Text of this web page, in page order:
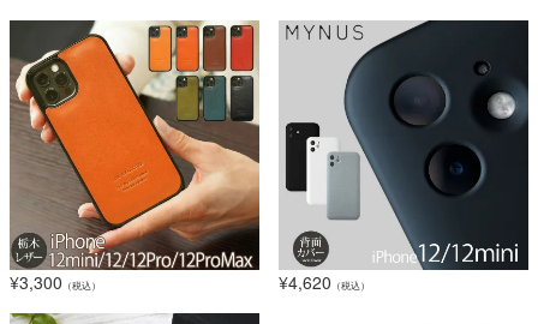
¥3,300 （税込） ¥4,620 （税込）